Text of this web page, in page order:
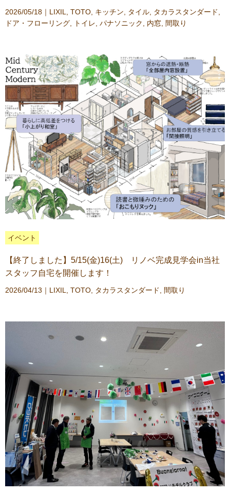
2026/05/18｜ LIXIL TOTO キッチン タイル タカラスタンダード
ドア・フローリング
トイレ パナソニック 内窓 間取り
イベント
【終了しました】5/15(金)16(土) リノベ完成見学会in当社
スタッフ自宅を開催します！
2026/04/13｜ LIXIL TOTO タカラスタンダード 間取り